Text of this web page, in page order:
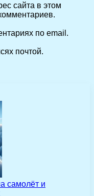
сайта в этом
по email.
почтой.
самолёт и